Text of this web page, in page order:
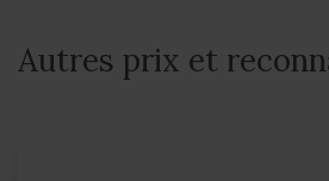
Autres prix et